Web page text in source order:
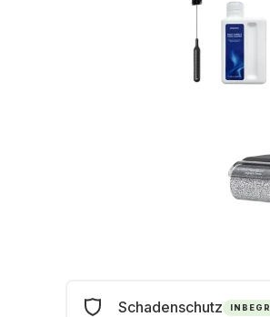
Schadenschutz